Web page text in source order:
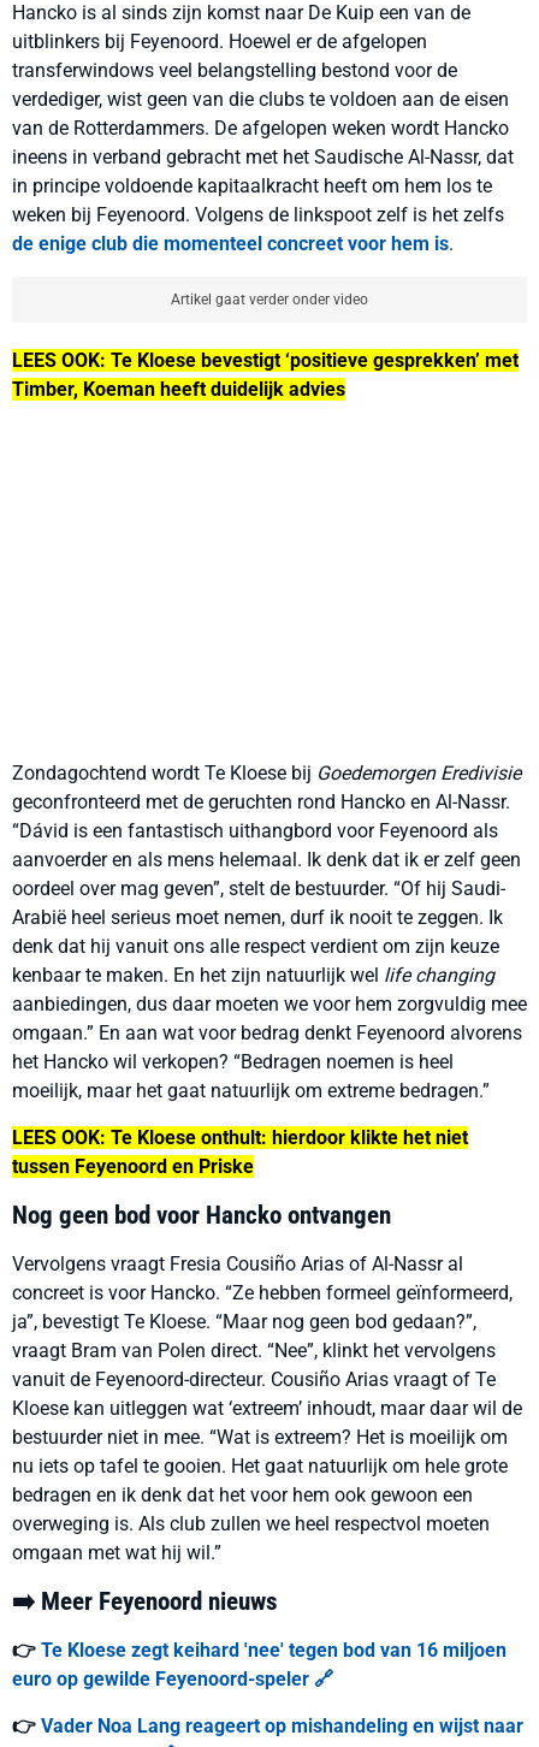
Hancko is al sinds zijn komst naar De Kuip een van de
uitblinkers bij Feyenoord. Hoewel er de afgelopen
transferwindows veel belangstelling bestond voor de
verdediger, wist geen van die clubs te voldoen aan de eisen
van de Rotterdammers. De afgelopen weken wordt Hancko
ineens in verband gebracht met het Saudische Al-Nassr, dat
in principe voldoende kapitaalkracht heeft om hem los te
weken bij Feyenoord. Volgens de linkspoot zelf is het zelfs
de enige club die momenteel concreet voor hem is.
Artikel gaat verder onder video
LEES OOK: Te Kloese bevestigt ‘positieve gesprekken’ met
Timber, Koeman heeft duidelijk advies
Zondagochtend wordt Te Kloese bij Goedemorgen Eredivisie
geconfronteerd met de geruchten rond Hancko en Al-Nassr.
“Dávid is een fantastisch uithangbord voor Feyenoord als
aanvoerder en als mens helemaal. Ik denk dat ik er zelf geen
oordeel over mag geven”, stelt de bestuurder. “Of hij Saudi-
Arabië heel serieus moet nemen, durf ik nooit te zeggen. Ik
denk dat hij vanuit ons alle respect verdient om zijn keuze
kenbaar te maken. En het zijn natuurlijk wel life changing
aanbiedingen, dus daar moeten we voor hem zorgvuldig mee
omgaan.” En aan wat voor bedrag denkt Feyenoord alvorens
het Hancko wil verkopen? “Bedragen noemen is heel
moeilijk, maar het gaat natuurlijk om extreme bedragen.”
LEES OOK: Te Kloese onthult: hierdoor klikte het niet
tussen Feyenoord en Priske
Nog geen bod voor Hancko ontvangen
Vervolgens vraagt Fresia Cousiño Arias of Al-Nassr al
concreet is voor Hancko. “Ze hebben formeel geïnformeerd,
ja”, bevestigt Te Kloese. “Maar nog geen bod gedaan?”,
vraagt Bram van Polen direct. “Nee”, klinkt het vervolgens
vanuit de Feyenoord-directeur. Cousiño Arias vraagt of Te
Kloese kan uitleggen wat ‘extreem’ inhoudt, maar daar wil de
bestuurder niet in mee. “Wat is extreem? Het is moeilijk om
nu iets op tafel te gooien. Het gaat natuurlijk om hele grote
bedragen en ik denk dat het voor hem ook gewoon een
overweging is. Als club zullen we heel respectvol moeten
omgaan met wat hij wil.”
➡️ Meer Feyenoord nieuws
👉 Te Kloese zegt keihard 'nee' tegen bod van 16 miljoen
euro op gewilde Feyenoord-speler 🔗
👉 Vader Noa Lang reageert op mishandeling en wijst naar